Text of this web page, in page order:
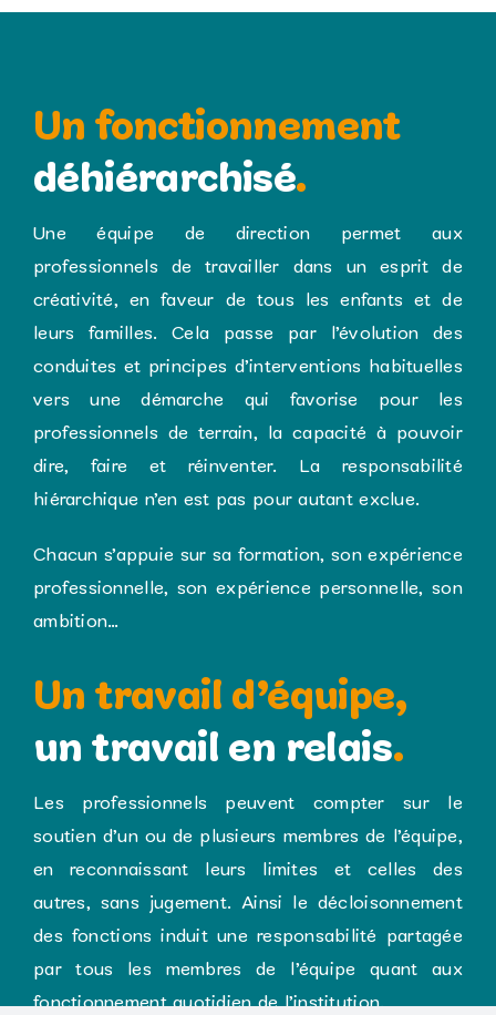
Un fonctionnement
déhiérarchisé.
Une équipe de direction permet aux
professionnels de travailler dans un esprit de
créativité, en faveur de tous les enfants et de
leurs familles. Cela passe par l’évolution des
conduites et principes d’interventions habituelles
vers une démarche qui favorise pour les
professionnels de terrain, la capacité à pouvoir
dire, faire et réinventer. La responsabilité
hiérarchique n’en est pas pour autant exclue.
Chacun s’appuie sur sa formation, son expérience
professionnelle, son expérience personnelle, son
ambition…
Un travail d’équipe,
un travail en relais.
Les professionnels peuvent compter sur le
soutien d’un ou de plusieurs membres de l’équipe,
en reconnaissant leurs limites et celles des
autres, sans jugement. Ainsi le décloisonnement
des fonctions induit une responsabilité partagée
par tous les membres de l’équipe quant aux
fonctionnement quotidien de l’institution.